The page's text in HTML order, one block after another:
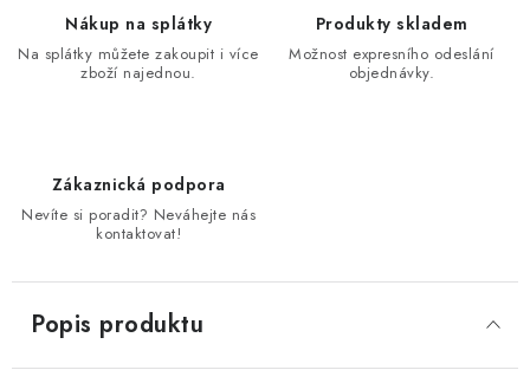
Nákup na splátky
Na splátky můžete zakoupit i více
zboží najednou.
Produkty skladem
Možnost expresního odeslání
objednávky.
Zákaznická podpora
Nevíte si poradit? Neváhejte nás
kontaktovat!
Popis produktu